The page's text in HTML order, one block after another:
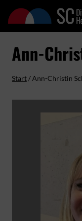
Inhalt
springen
Ann-
Start/Ann-Christin